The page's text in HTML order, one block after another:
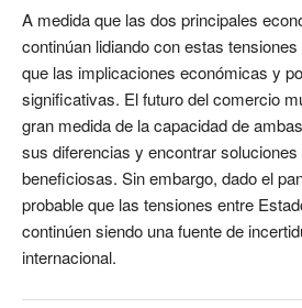
A medida que las dos principales
continúan lidiando con estas
que las implicaciones económicas y
significativas. El futuro del comercio
gran medida de la capacidad de
sus diferencias y encontrar
beneficiosas. Sin embargo, dado el
probable que las tensiones entre
continúen siendo una fuente de
internacional.